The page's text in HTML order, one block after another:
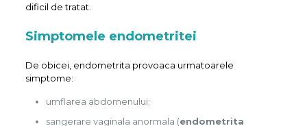
dificil de tratat.
Simptomele endometritei
De obicei, endometrita provoaca urmatoarele
simptome:
umflarea abdomenului;
sangerare vaginala anormala (endometrita